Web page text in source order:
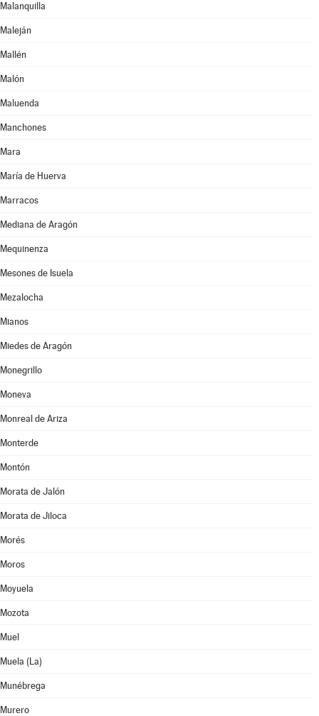
Malanquilla
Maleján
Mallén
Malón
Maluenda
Manchones
Mara
María de Huerva
Marracos
Mediana de Aragón
Mequinenza
Mesones de Isuela
Mezalocha
Mianos
Miedes de Aragón
Monegrillo
Moneva
Monreal de Ariza
Monterde
Montón
Morata de Jalón
Morata de Jiloca
Morés
Moros
Moyuela
Mozota
Muel
Muela (La)
Munébrega
Murero